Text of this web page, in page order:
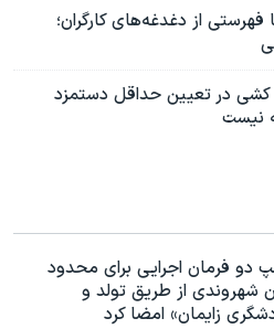
از دغدغه‌های کارگران؛
کشی در تعیین حداقل دستمزد
نیست
دو فرمان اجرایی برای محدود
شهروندی از طریق تولد و
زایمان» امضا کرد